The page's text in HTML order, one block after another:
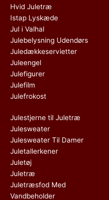
Hvid Juletræ
Istap Lyskæde
Jul i Valhal
Julebelysning Udendørs
Juledækkeservietter
Juleengel
Julefigurer
Julefilm
Julefrokost
Julestjerne til Juletræ
Julesweater
Julesweater Til Damer
Juletallerkener
Juletøj
Juletræ
Juletræsfod Med
Vandbeholder